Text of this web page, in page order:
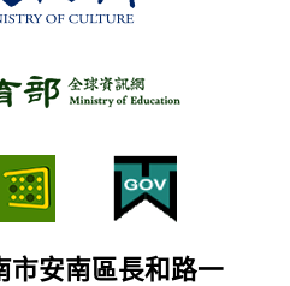
市安南區長和路一